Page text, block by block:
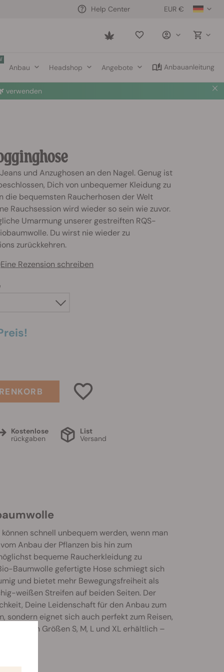
EUR €
Help Center
Saved
Anbau Headshop Angebote Anbauanleitung
verwenden
und Anzughosen an den Nagel. Genug ist
Dich von unbequemer Kleidung zu
die bequemsten Raucherhosen der Welt
Rauchsession wird wieder so sein wie zuvor.
Umarmung unserer gestreiften RQS-
Du wirst nie wieder zu
zurückkehren.
Eine Rezension schreiben
Kostenlose
rückgaben
List
Versand
schnell unbequem werden, wenn man
Anbau der Pflanzen bis hin zum
bequeme Raucherkleidung zu
Baumwolle gefertigte Hose schmiegt sich
und bietet mehr Bewegungsfreiheit als
weißen Streifen auf beiden Seiten. Der
Deine Leidenschaft für den Anbau zum
sondern eignet sich auch perfekt zum Reisen,
ist in den Größen S, M, L und XL erhältlich –